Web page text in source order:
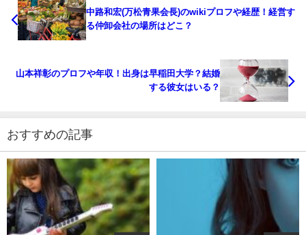
中路和宏(万松青果会長)のwikiプロフや経歴！経営す
る仲卸会社の場所はどこ？
山本祥彰のプロフや年収！出身は早稲田大学？結婚
する彼女はいる？
おすすめの記事